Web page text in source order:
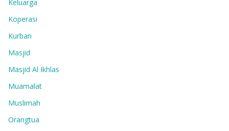
Keluarga
Koperasi
Kurban
Masjid
Masjid Al Ikhlas
Muamalat
Muslimah
Orangtua